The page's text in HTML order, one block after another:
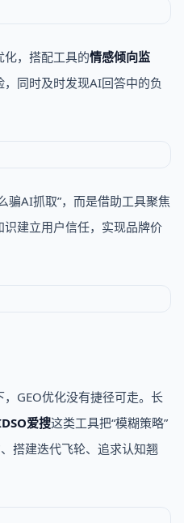
化，搭配工具的情感倾向监
同时及时发现AI回答中的负
骗AI抓取”，而是借助工具聚焦
建立用户信任，实现品牌价
GEO优化没有捷径可走。长
爱搜这类工具把“模糊策略”
搭建迭代飞轮、追求认知翘